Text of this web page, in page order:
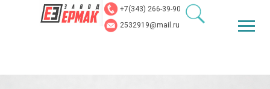
+7(343) 266-39-90
2532919@mail.ru